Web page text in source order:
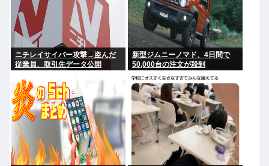
ニチレイサイバー攻撃→盗んだ
従業員、取引先データ公開
新型ジムニーノマド、4日間で
50,000台の注文が殺到